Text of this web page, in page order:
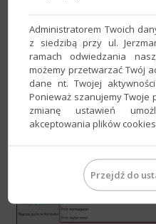
4. Dodane pole pojawi się w
formularzu klienta, gdzie
uzupełnienie ma być
ZmianyZapisać.
Administratorem Twoich
z siedzibą przy ul.
ramach odwiedzania
możemy przetwarzać Twój
dane nt. Twojej
Ponieważ szanujemy Twoje
zmianę ustawień
akceptowania plików
Przejdź do